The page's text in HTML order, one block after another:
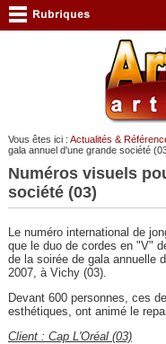
Vous êtes ici : Actualités &
gala annuel d'une grande société
Numéros visuels
société (03)
Le numéro international de
que le duo de cordes en "V"
de la soirée de gala annuelle
2007, à Vichy (03).
Devant 600 personnes, ces
esthétiques, ont animé le
Client : Cap L'Oréal (03)